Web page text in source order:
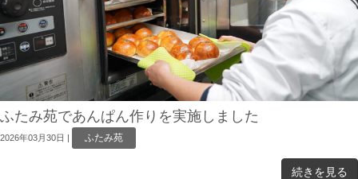
ふたみ苑であんぱん作りを実施しました
2026年03月30日 | ふたみ苑
続きを見る